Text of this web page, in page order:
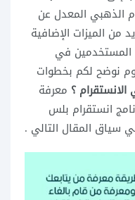
الذهبي المعدل عن
من الميزات الإضافية
المستخدمين في
نوضح لكم بخطوات
؟ معرفة
انستقرام بلس
سياق المقال التالي .